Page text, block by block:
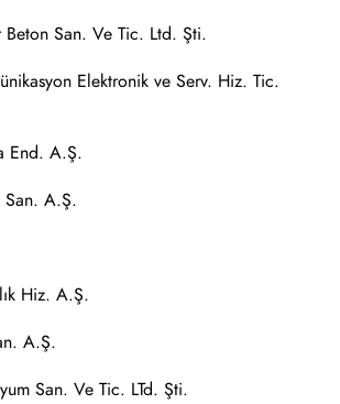
Beton San. Ve Tic. Ltd. Şti.
Elektronik ve Serv. Hiz. Tic.
End. A.Ş.
A.Ş.
Hiz. A.Ş.
A.Ş.
San. Ve Tic. LTd. Şti.